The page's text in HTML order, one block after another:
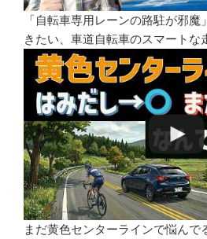
「自転車専用レーンの路駐が邪
きたい、車道自転車のスマートな
まだ黄色センターラインで悩んで